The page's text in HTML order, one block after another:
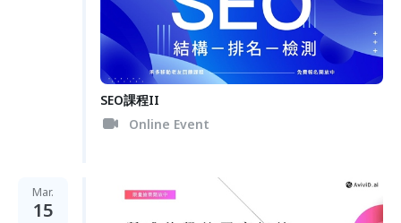
SEO課程II
Online Event
Mar.
15